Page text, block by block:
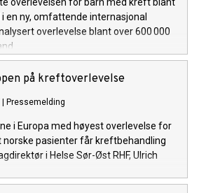
en ny, omfattende internasjonal
overlevelse blant over 600 000
på kreftoverlevelse
Pressemelding
i Europa med høyest overlevelse for
norske pasienter får kreftbehandling
i Helse Sør-Øst RHF, Ulrich